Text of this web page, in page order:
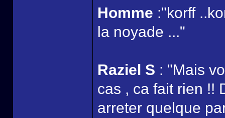
Homme :"korff
la noyade ..."
Raziel S : "Mais
cas , ca fait rien !!
arreter quelque